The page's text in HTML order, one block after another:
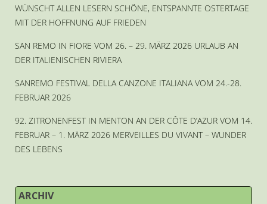
WÜNSCHT ALLEN LESERN SCHÖNE, ENTSPANNTE OSTERTAGE
MIT DER HOFFNUNG AUF FRIEDEN
SAN REMO IN FIORE VOM 26. – 29. MÄRZ 2026 URLAUB AN
DER ITALIENISCHEN RIVIERA
SANREMO FESTIVAL DELLA CANZONE ITALIANA VOM 24.-28.
FEBRUAR 2026
92. ZITRONENFEST IN MENTON AN DER CÔTE D’AZUR VOM 14.
FEBRUAR – 1. MÄRZ 2026 MERVEILLES DU VIVANT – WUNDER
DES LEBENS
ARCHIV